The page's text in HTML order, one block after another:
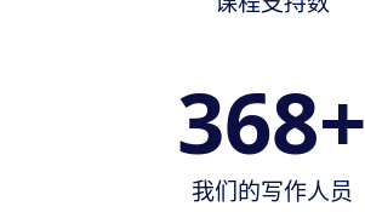
368+
我们的写作人员